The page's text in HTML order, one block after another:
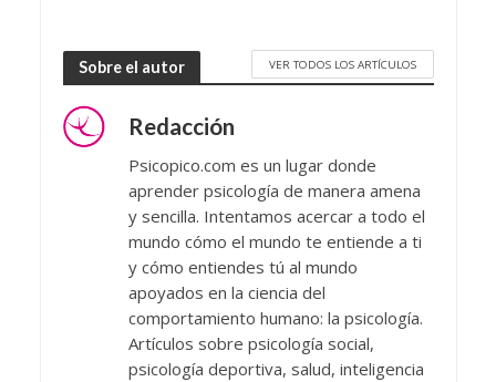
Sobre el autor VER TODOS LOS ARTÍCULOS
Redacción
Psicopico.com es un lugar donde
aprender psicología de manera amena
y sencilla. Intentamos acercar a todo el
mundo cómo el mundo te entiende a ti
y cómo entiendes tú al mundo
apoyados en la ciencia del
comportamiento humano: la psicología.
Artículos sobre psicología social,
psicología deportiva, salud, inteligencia